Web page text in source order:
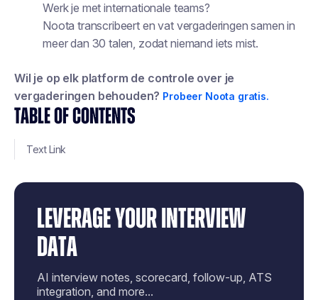
TABLE OF CONTENTS
Text Link
LEVERAGE YOUR INTERVIEW
DATA
AI interview notes, scorecard, follow-up, ATS
integration, and more...
Werk je met internationale teams?
Noota transcribeert en vat vergaderingen samen in
meer dan 30 talen, zodat niemand iets mist.
Wil je op elk platform de controle over je
vergaderingen behouden? Probeer Noota gratis.